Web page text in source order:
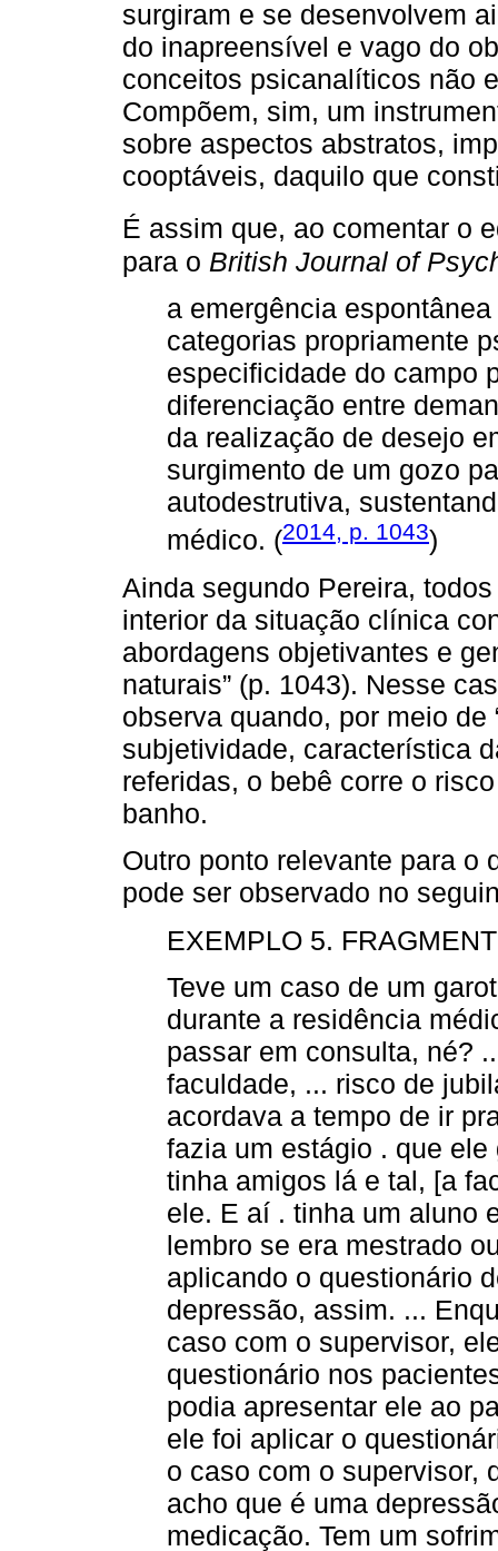
surgiram e se desenvolvem
do inapreensível e vago do
conceitos psicanalíticos não
Compõem, sim, um
sobre aspectos abstratos,
cooptáveis, daquilo que
É assim que, ao comentar o
para o British Journal of
a emergência
categorias propriamente
especificidade do campo
diferenciação entre
da realização de desejo
surgimento de um gozo
autodestrutiva,
médico. (2014, p. 1043)
Ainda segundo Pereira,
interior da situação clínica
abordagens objetivantes e
naturais” (p. 1043). Nesse
observa quando, por meio de
subjetividade, característica
referidas, o bebê corre o
banho.
Outro ponto relevante para o
pode ser observado no
EXEMPLO 5.
Teve um caso de um
durante a residência
passar em consulta, né?
faculdade, ... risco de
acordava a tempo de ir
fazia um estágio . que
tinha amigos lá e tal, [a
ele. E aí . tinha um aluno
lembro se era mestrado
aplicando o questionário
depressão, assim. ...
caso com o supervisor,
questionário nos
podia apresentar ele ao
ele foi aplicar o
o caso com o supervisor,
acho que é uma
medicação. Tem um